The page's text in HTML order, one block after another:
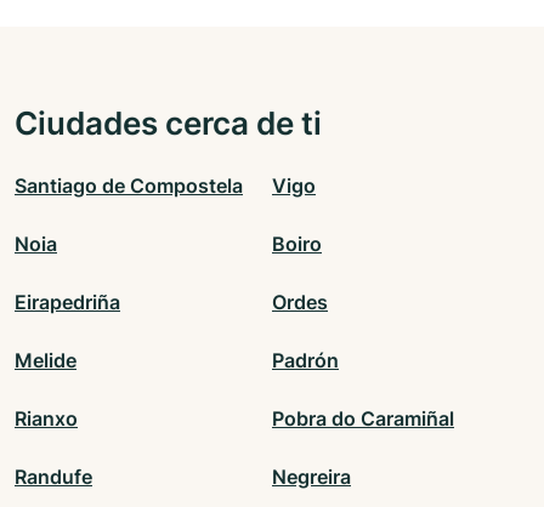
Ciudades cerca de ti
Santiago de Compostela Vigo
Noia Boiro
Eirapedriña Ordes
Melide Padrón
Rianxo Pobra do Caramiñal
Randufe Negreira